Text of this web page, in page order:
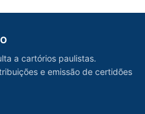
a cartórios paulistas.
e emissão de certidões